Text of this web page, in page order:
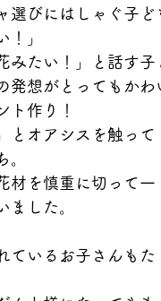
選びにはしゃぐ子
！」
みたい！」と話す
発想がとってもかわ
ト作り！
とオアシスを触って
。
材を慎重に切って一
ました。
ているお子さんもた